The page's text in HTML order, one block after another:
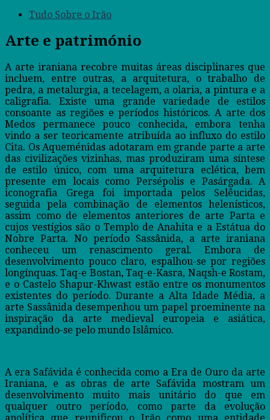
Tudo Sobre o Irão
Arte e património
A arte iraniana recobre muitas áreas disciplinares que
incluem, entre outras, a arquitetura, o trabalho de
pedra, a metalurgia, a tecelagem, a olaria, a pintura e a
caligrafia. Existe uma grande variedade de estilos
consoante as regiões e períodos históricos. A arte dos
Medos permanece pouco conhecida, embora tenha
vindo a ser teoricamente atribuída ao influxo do estilo
Cita. Os Aqueménidas adotaram em grande parte a arte
das civilizações vizinhas, mas produziram uma síntese
de estilo único, com uma arquitetura eclética, bem
presente em locais como Persépolis e Pasárgada. A
iconografia Grega foi importada pelos Selêucidas,
seguida pela combinação de elementos helenísticos,
assim como de elementos anteriores de arte Parta e
cujos vestígios são o Templo de Anahita e a Estátua do
Nobre Parta. No período Sassânida, a arte iraniana
conheceu um renascimento geral. Embora de
desenvolvimento pouco claro, espalhou-se por regiões
longínquas. Taq-e Bostan, Taq-e-Kasra, Naqsh-e Rostam,
e o Castelo Shapur-Khwast estão entre os monumentos
existentes do período. Durante a Alta Idade Média, a
arte Sassânida desempenhou um papel proeminente na
inspiração da arte medieval europeia e asiática,
expandindo-se pelo mundo Islâmico.
A era Safávida é conhecida como a Era de Ouro da arte
Iraniana, e as obras de arte Safávida mostram um
desenvolvimento muito mais unitário do que em
qualquer outro período, como parte da evolução